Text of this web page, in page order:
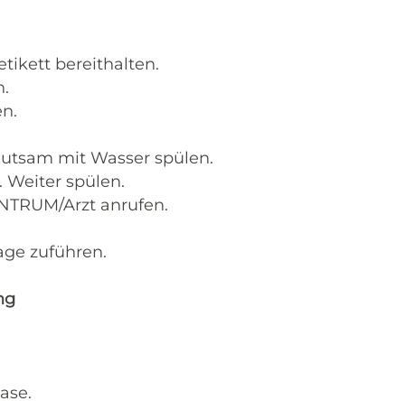
bereithalten.
mit Wasser spülen.
spülen.
Arzt anrufen.
zuführen.